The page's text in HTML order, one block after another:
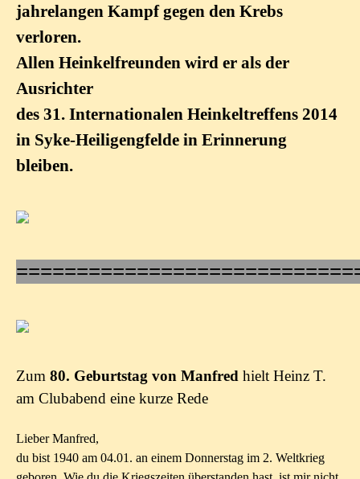
jahrelangen Kampf gegen den Krebs
verloren.
Allen Heinkelfreunden wird er als der
Ausrichter
des 31. Internationalen Heinkeltreffens 2014
in Syke-Heiligengfelde in Erinnerung
bleiben.
Zum 80. Geburtstag von Manfred hielt Heinz T.
am Clubabend eine kurze Rede
Lieber Manfred,
du bist 1940 am 04.01. an einem Donnerstag im 2. Weltkrieg